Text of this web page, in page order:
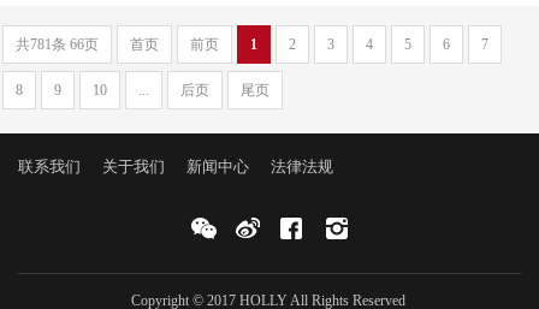
共781条 66页 首页 前页 1 2 3 4 5 6 7
8 9 10 后页 尾页
联系我们 关于我们 新闻中心 法律法规
Copyright © 2017 HOLLY All Rights Reserved